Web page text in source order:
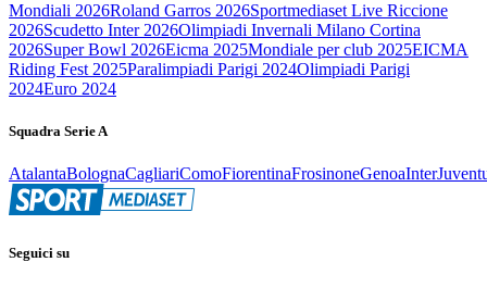
Mondiali 2026Roland Garros 2026Sportmediaset Live Riccione
2026Scudetto Inter 2026Olimpiadi Invernali Milano Cortina
2026Super Bowl 2026Eicma 2025Mondiale per club 2025EICMA
Riding Fest 2025Paralimpiadi Parigi 2024Olimpiadi Parigi
2024Euro 2024
Squadra Serie A
AtalantaBolognaCagliariComoFiorentinaFrosinoneGenoaInter
Seguici su